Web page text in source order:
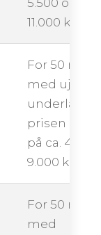
11.000
For 50 m²
med
underlag
prisen ligge
på ca. 4.500
9.000
For 50 m²
med